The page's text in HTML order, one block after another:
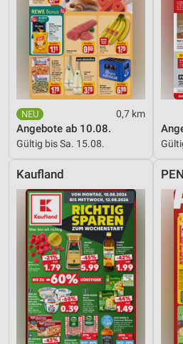
0,7 km
Angebote ab 10.08.
Gültig bis Sa. 15.08.
Kaufland
Verwendung genauer
Geräte anhand von aktiv
Informationen identifizieren
Nicht-IAB-Verarbeitungszwecke:
Notwendig
Performance
Werbung